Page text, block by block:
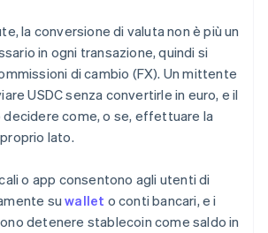
la conversione di valuta non è più un
in ogni transazione, quindi si
di cambio (FX). Un mittente
USDC senza convertirle in euro, e il
come, o se, effettuare la
lato.
o app consentono agli utenti di
suwallet o conti bancari, e i
detenere stablecoin come saldo in